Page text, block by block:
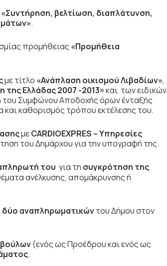
«Συντήρηση, βελτίωση, διαπλάτυνση,
.
προμήθειας «Προμήθεια
με τίτλο «Ανάπλαση οικισμού Λιβαδίων»,
της Ελλάδας 2007 -2013»και των ειδικών
του Συμφώνου Αποδοχής όρων ένταξής
καθορισμός τρόπου εκτέλεσης του.
μεCARDIOEXPRES – Υπηρεσίες
του Δημάρχου για την υπογραφή της.
του για τη συγκρότηση της
ανέλκυσης, απομάκρυνσης ή
δύο αναπληρωματικώντου Δήμου στον
(ενός ως Προέδρου και ενός ως
.